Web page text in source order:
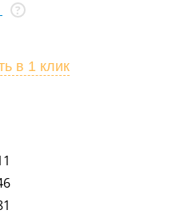
?
в 1 клик